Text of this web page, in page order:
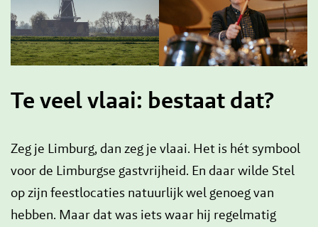
Te veel vlaai: bestaat dat?
Zeg je Limburg, dan zeg je vlaai. Het is hét symbool
voor de Limburgse gastvrijheid. En daar wilde Stel
op zijn feestlocaties natuurlijk wel genoeg van
hebben. Maar dat was iets waar hij regelmatig